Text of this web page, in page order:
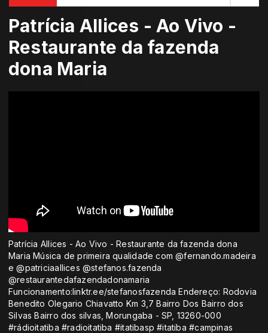
Patrícia Allices - Ao Vivo -
Restaurante da fazenda
dona Maria
Patrícia Allices - Ao Vivo - Restaurante da fazenda dona
Maria Música de primeira qualidade com @fernando.madeira
e @patriciaallices @stefanos.fazenda
@restaurantedafazendadonamaria
Funcionamento:linktr.ee/stefanosfazenda Endereço: Rodovia
Benedito Olegario Chiavatto Km 3,7 Bairro Dos Bairro dos
Silvas Bairro dos silvas, Morungaba - SP, 13260-000
#rádioitatiba #radioitatiba #itatibasp #itatiba #campinas